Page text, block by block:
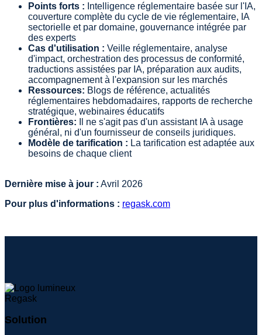
Points forts : Intelligence réglementaire basée sur l'IA,
couverture complète du cycle de vie réglementaire, IA
sectorielle et par domaine, gouvernance intégrée par
des experts
Cas d'utilisation : Veille réglementaire, analyse
d'impact, orchestration des processus de conformité,
traductions assistées par IA, préparation aux audits,
accompagnement à l'expansion sur les marchés
Ressources: Blogs de référence, actualités
réglementaires hebdomadaires, rapports de recherche
stratégique, webinaires éducatifs
Frontières: Il ne s'agit pas d'un assistant IA à usage
général, ni d'un fournisseur de conseils juridiques.
Modèle de tarification : La tarification est adaptée aux
besoins de chaque client
Dernière mise à jour : Avril 2026
Pour plus d'informations : regask.com
Solution